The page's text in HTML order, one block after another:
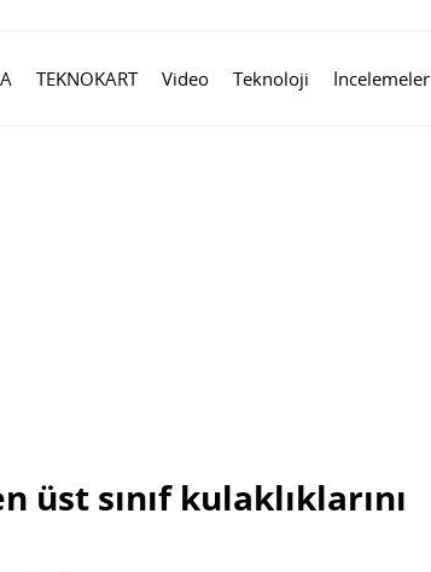
TEKNOKART Video Teknoloji İncelemeler
üst sınıf kulaklıklarını